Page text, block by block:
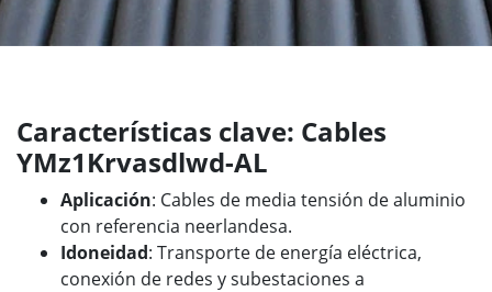
Características clave: Cables
YMz1Krvasdlwd-AL
Aplicación: Cables de media tensión de aluminio
con referencia neerlandesa.
Idoneidad: Transporte de energía eléctrica,
conexión de redes y subestaciones a